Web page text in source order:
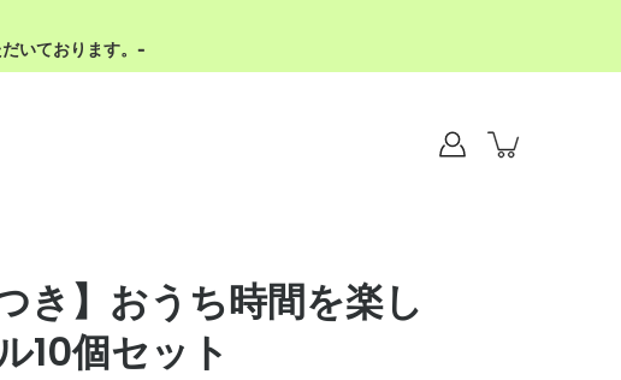
いております。-
き】おうち時間を楽し
10個セット